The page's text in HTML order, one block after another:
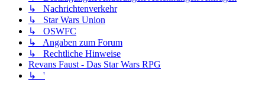
↳ Nachrichtenverkehr
↳ Star Wars Union
↳ OSWFC
↳ Angaben zum Forum
↳ Rechtliche Hinweise
Revans Faust - Das Star Wars RPG
↳ '